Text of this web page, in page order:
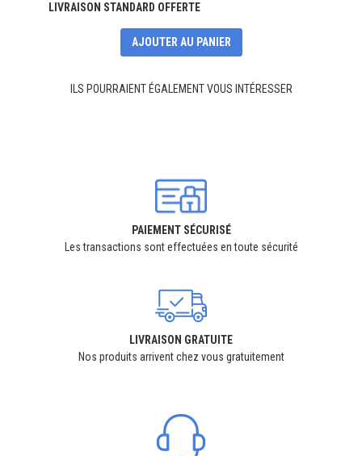
LIVRAISON STANDARD OFFERTE
AJOUTER AU PANIER
ILS POURRAIENT ÉGALEMENT VOUS INTÉRESSER
PAIEMENT SÉCURISÉ
Les transactions sont effectuées en toute sécurité
LIVRAISON GRATUITE
Nos produits arrivent chez vous gratuitement